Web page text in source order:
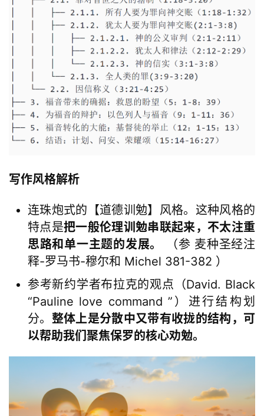
写作风格解析
连珠炮式的【道德训勉】风格。这种风格的
特点是把一般伦理训勉串联起来，不太注重
思路和单一主题的发展。
（参 麦种圣经注
释-罗马书-穆尔和 Michel 381-382 ）
参考新约学者布拉克的观点（David. Black
“Pauline love command ”）进行结构划
分。 整体上是分散中又带有收拢的结构，可
以帮助我们聚焦保罗的核心劝勉。